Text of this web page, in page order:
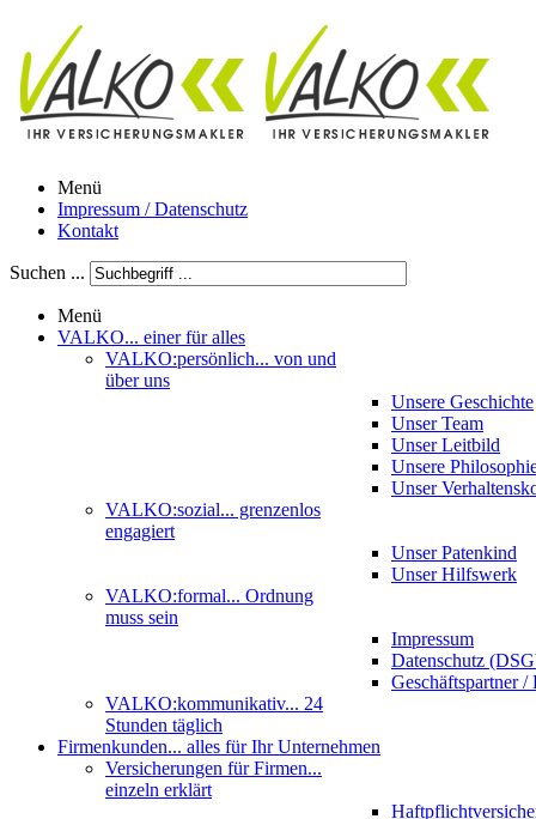
Menü
Impressum / Datenschutz
Kontakt
Suchen ...
Menü
VALKO... einer für alles
VALKO:persönlich... von und
über uns
Unsere Geschichte
Unser Team
Unser Leitbild
Unsere
Unser
VALKO:sozial... grenzenlos
engagiert
Unser Patenkind
Unser Hilfswerk
VALKO:formal... Ordnung
muss sein
Impressum
Datenschutz
Geschäftspartner /
VALKO:kommunikativ... 24
Stunden täglich
Firmenkunden... alles für Ihr Unternehmen
Versicherungen für Firmen...
einzeln erklärt